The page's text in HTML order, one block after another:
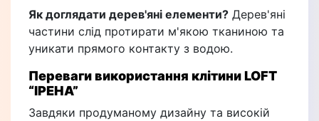
Як доглядати дерев'яні елементи? Дерев'яні
частини слід протирати м'якою тканиною та
уникати прямого контакту з водою.
Переваги використання клітини LOFT
“ІРЕНА”
Завдяки продуманому дизайну та високій